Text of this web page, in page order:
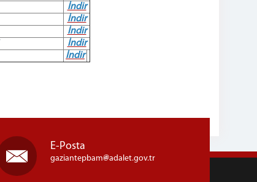
İndir
İndir
İndir
İndir
İndir
E-Posta
gaziantepbam adalet.gov.tr